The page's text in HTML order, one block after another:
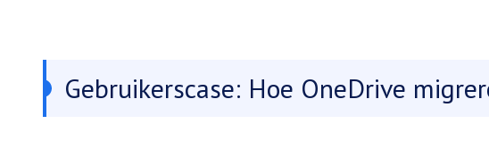
Gebruikerscase: Hoe OneDrive